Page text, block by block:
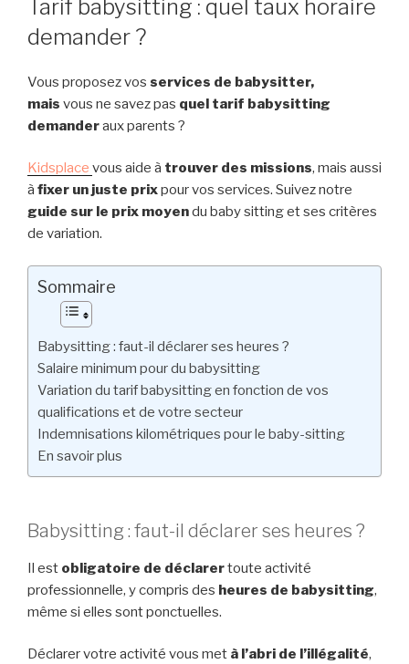
B
I
L
Tarif babysitting : quel taux horaire
demander ?
Vous proposez vos services de babysitter,
mais vous ne savez pas quel tarif babysitting
demanderaux parents ?
Kidsplace vous aide à trouver des missions, mais aussi
à fixer un juste prixpour vos services. Suivez notre
guide sur le prix moyendu baby sitting et ses critères
de variation.
Sommaire
Babysitting : faut-il déclarer ses heures ?
Salaire minimum pour du babysitting
Variation du tarif babysitting en fonction de vos
qualifications et de votre secteur
Indemnisations kilométriques pour le baby-sitting
En savoir plus
Babysitting : faut-il déclarer ses heures ?
Il est obligatoire de déclarertoute activité
professionnelle, y compris des heures de babysitting,
même si elles sont ponctuelles.
Déclarer votre activité vous met à l’abri de l’illégalité,